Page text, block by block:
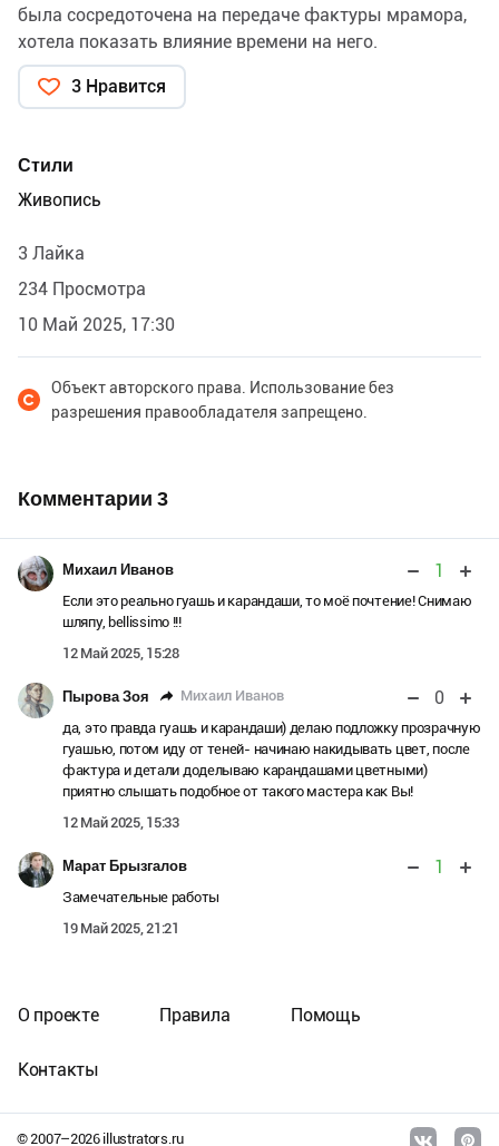
была сосредоточена на передаче фактуры мрамора,
хотела показать влияние времени на него.
3 Нравится
Стили
Живопись
3 Лайка
234 Просмотра
10 Май 2025, 17:30
Объект авторского права. Использование без
разрешения правообладателя запрещено.
Комментарии 3
Михаил Иванов 1
Если это реально гуашь и карандаши, то моё почтение! Снимаю
шляпу, bellissimo !!!
12 Май 2025, 15:28
Пырова Зоя Михаил Иванов 0
да, это правда гуашь и карандаши) делаю подложку прозрачную
гуашью, потом иду от теней- начинаю накидывать цвет, после
фактура и детали доделываю карандашами цветными)
приятно слышать подобное от такого мастера как Вы!
12 Май 2025, 15:33
Марат Брызгалов 1
Замечательные работы
19 Май 2025, 21:21
© 2007–2026illustrators.ru
О проекте Правила Помощь
Контакты